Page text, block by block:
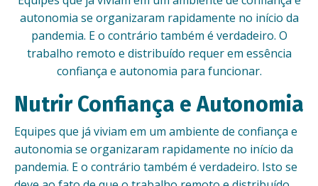
autonomia se organizaram rapidamente no início da
pandemia. E o contrário também é verdadeiro. O
trabalho remoto e distribuído requer em essência
confiança e autonomia para funcionar.
Nutrir Confiança e Autonomia
Equipes que já viviam em um ambiente de confiança e
autonomia se organizaram rapidamente no início da
pandemia. E o contrário também é verdadeiro. Isto se